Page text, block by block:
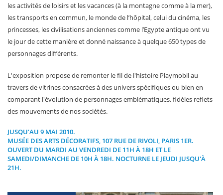
les activités de loisirs et les vacances (à la montagne comme à la mer),
les transports en commun, le monde de l’hôpital, celui du cinéma, les
princesses, les civilisations anciennes comme l’Egypte antique ont vu
le jour de cette manière et donné naissance à quelque 650 types de
personnages différents.
L'exposition propose de remonter le fil de l'histoire Playmobil au
travers de vitrines consacrées à des univers spécifiques ou bien en
comparant l'évolution de personnages emblématiques, fidèles reflets
des mouvements de nos sociétés.
JUSQU'AU 9 MAI 2010.
MUSÉE DES ARTS DÉCORATIFS, 107 RUE DE RIVOLI, PARIS 1ER.
OUVERT DU MARDI AU VENDREDI DE 11H À 18H ET LE
SAMEDI/DIMANCHE DE 10H À 18H. NOCTURNE LE JEUDI JUSQU'À
21H.